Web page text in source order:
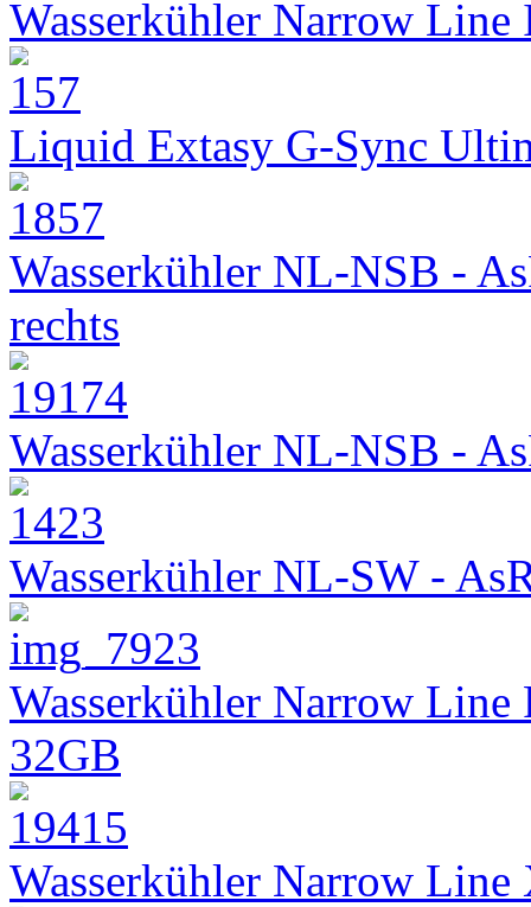
Wasserkühler Narrow
Liquid Extasy G-Sync
Wasserkühler NL-NSB -
rechts
Wasserkühler NL-NSB -
Wasserkühler NL-SW -
Wasserkühler Narrow
32GB
Wasserkühler Narrow